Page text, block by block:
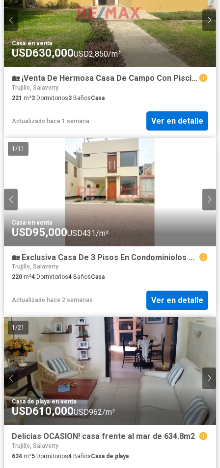
Casa·en venta
USD630,000USD2,850/m²
🏡 ¡Venta De Hermosa Casa De Campo Con Piscina En Moche, Trujillo!
Trujillo, Salaverry
221 m²3 Dormitorios3 BañosCasa
Actualizado hace 1 semana Ver en detalle
1 /11
Casa·en venta
USD95,000USD431/m²
🏡 Exclusiva Casa De 3 Pisos En Condominiolos Lifes| 4 Dormitorios, Cochera, Jardín .
Trujillo, Salaverry
220 m²4 Dormitorios4 BañosCasa
Actualizado hace 2 semanas Ver en detalle
1 /21
Casa de playa·en venta
USD610,000USD962/m²
Delicias OCASION! casa frente al mar de 634.8m2
Trujillo, Salaverry
634 m²5 Dormitorios4 BañosCasa de playa